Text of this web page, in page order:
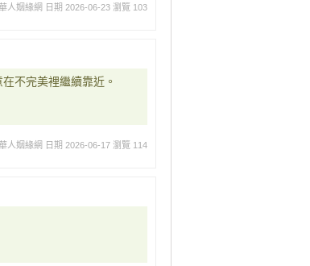
人姻緣網 日期 2026-06-23 瀏覽 103
不完美裡繼續靠近。
人姻緣網 日期 2026-06-17 瀏覽 114